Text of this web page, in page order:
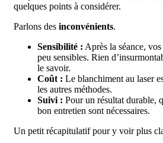
quelques points à considérer.
Parlons des inconvénients.
Sensibilité : Après la séance,
peu sensibles. Rien
le savoir.
Coût : Le blanchiment au laser
les autres méthodes.
Suivi : Pour un résultat durable,
bon entretien sont nécessaires.
Un petit récapitulatif pour y voir plus